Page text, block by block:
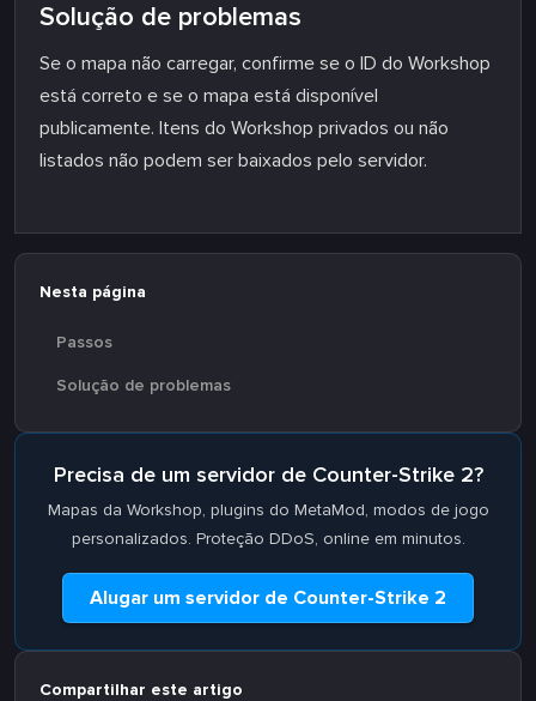
Solução de problemas
Se o mapa não carregar, confirme se o ID do Workshop
está correto e se o mapa está disponível
publicamente. Itens do Workshop privados ou não
listados não podem ser baixados pelo servidor.
Nesta página
Passos
Solução de problemas
Precisa de um servidor de Counter-Strike 2?
Mapas da Workshop, plugins do MetaMod, modos de jogo
personalizados. Proteção DDoS, online em minutos.
Alugar um servidor de Counter-Strike 2
Compartilhar este artigo